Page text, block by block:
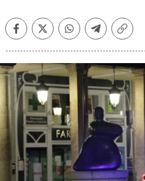
FacebookTwitterWhatsappTelegramCopiar